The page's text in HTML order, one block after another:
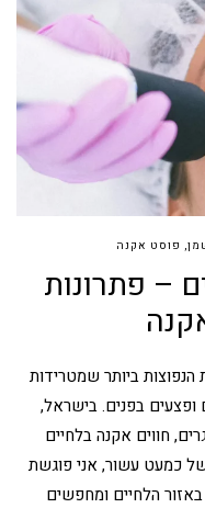
, פוסט אקנה
– פתרונות
הנפוצות ביותר שמטרידות
ופצעים בפנים. בישראל,
הנוער וכ-40% מהמבוגרים, חווים אקנה בלחיים
כמעט עשור, אני פוגשת
הלחיים ומחפשים